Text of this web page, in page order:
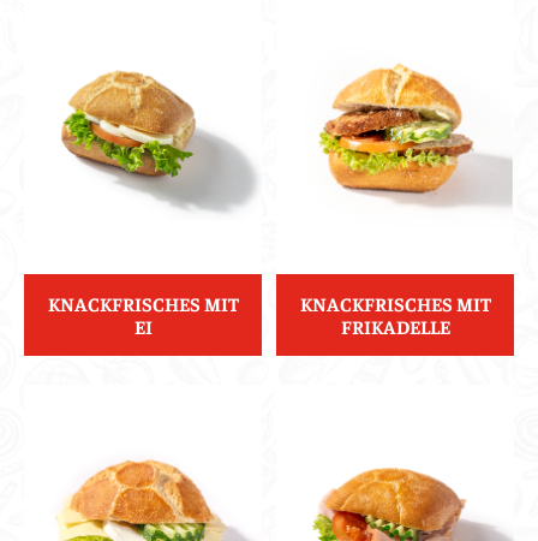
KNACKFRISCHES MIT
EI
KNACKFRISCHES MIT
FRIKADELLE